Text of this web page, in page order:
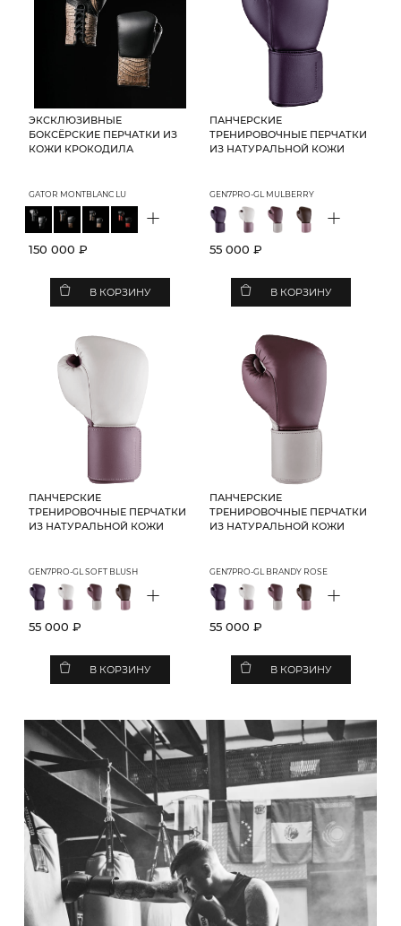
ЭКСКЛЮЗИВНЫЕ
БОКСЁРСКИЕ ПЕРЧАТКИ ИЗ
КОЖИ КРОКОДИЛА
GATOR MONTBLANC LU
+
150 000 ₽
В КОРЗИНУ
ПАНЧЕРСКИЕ
ТРЕНИРОВОЧНЫЕ ПЕРЧАТКИ
ИЗ НАТУРАЛЬНОЙ КОЖИ
GEN7PRO-GL MULBERRY
+
55 000 ₽
В КОРЗИНУ
ПАНЧЕРСКИЕ
ТРЕНИРОВОЧНЫЕ ПЕРЧАТКИ
ИЗ НАТУРАЛЬНОЙ КОЖИ
GEN7PRO-GL SOFT BLUSH
+
55 000 ₽
В КОРЗИНУ
ПАНЧЕРСКИЕ
ТРЕНИРОВОЧНЫЕ ПЕРЧАТКИ
ИЗ НАТУРАЛЬНОЙ КОЖИ
GEN7PRO-GL BRANDY ROSE
+
55 000 ₽
В КОРЗИНУ